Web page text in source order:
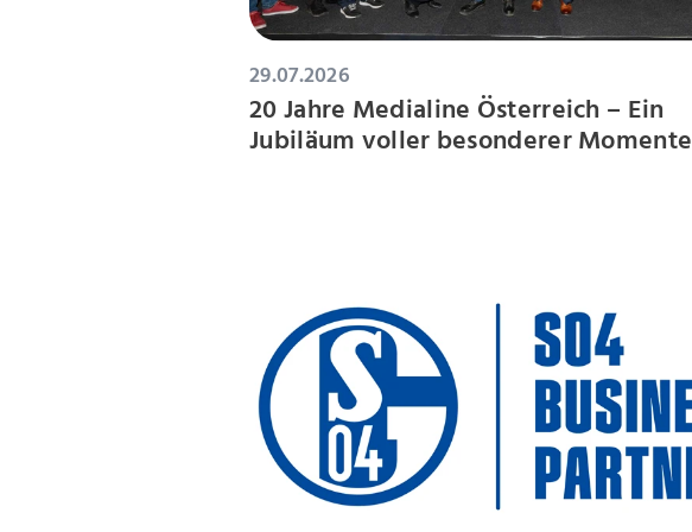
29.07.2026
20 Jahre Medialine Österreich – Ein
Jubiläum voller besonderer Momente